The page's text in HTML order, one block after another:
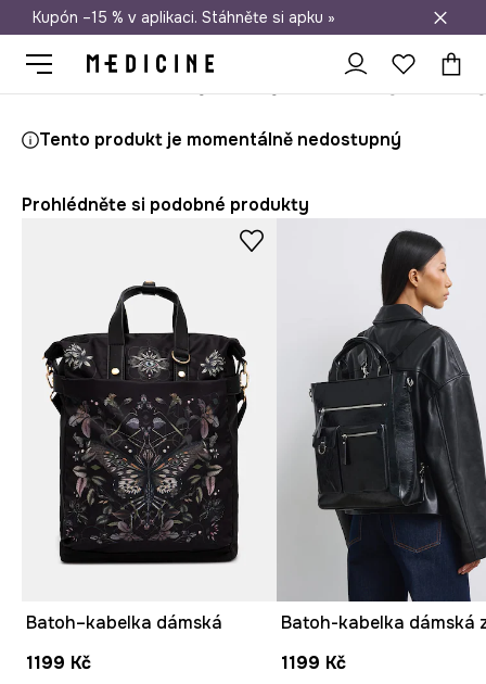
Doprava zdarma při nákupu nad 1 200 Kč
Kupón –15 % v aplikaci. Stáhněte si apku »
Tento produkt je momentálně nedostupný
Prohlédněte si podobné produkty
Batoh–kabelka dámská
1199 Kč
1199 Kč